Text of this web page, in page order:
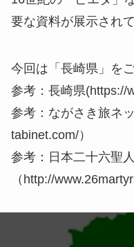
要な資料が展示されて
今回は「長崎県」を
参考：長崎県(https://
参考：ながさき旅ネ
tabinet.com/）
参考：日本二十六聖
（http://